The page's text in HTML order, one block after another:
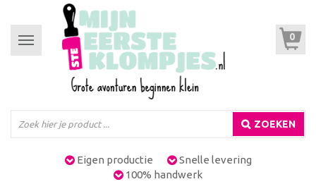
Toggle
navigation
0
ZOEKEN
Eigen productie
Snelle levering
100% handwerk